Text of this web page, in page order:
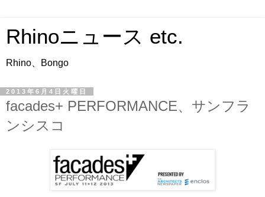
Rhinoニュース etc.
Rhino、Bongo
2013年6月4日火曜日
facades+ PERFORMANCE、サンフラ
ンシスコ